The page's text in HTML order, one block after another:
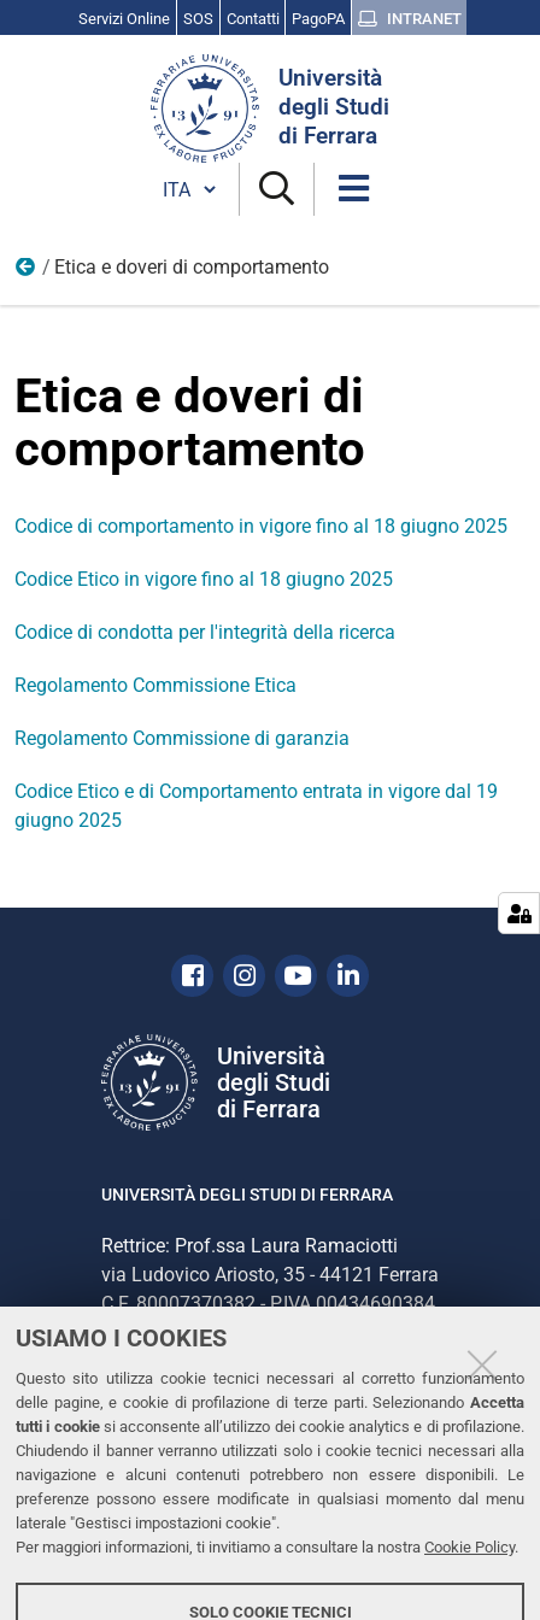
USIAMO I COOKIES
Questo sito utilizza cookie tecnici necessari al corretto funzionamento
delle pagine, e cookie di profilazione di terze parti. Selezionando Accetta
tutti i cookiesi acconsente all’utilizzo dei cookie analytics e di profilazione.
Chiudendo il banner verranno utilizzati solo i cookie tecnici necessari alla
navigazione e alcuni contenuti potrebbero non essere disponibili. Le
preferenze possono essere modificate in qualsiasi momento dal menu
laterale "Gestisci impostazioni cookie".
Per maggiori informazioni, ti invitiamo a consultare la nostra Cookie Policy.
SOLO COOKIE TECNICI
Servizi Online SOS Contatti PagoPA INTRANET
Università
degli Studi
di Ferrara
Cambia lingua
Regolamenti e linee guida
Etica e doveri di comportamento
Etica e doveri di
comportamento
Codice di comportamento in vigore fino al 18 giugno 2025
Codice Etico in vigore fino al 18 giugno 2025
Codice di condotta per l'integrità della ricerca
Regolamento Commissione Etica
Regolamento Commissione di garanzia
Codice Etico e di Comportamento entrata in vigore dal 19
giugno 2025
Facebook
Instagram
YoutubeLinkedin
Università
degli Studi
di Ferrara
UNIVERSITÀ DEGLI STUDI DI FERRARA
Rettrice: Prof.ssa Laura Ramaciotti
via Ludovico Ariosto, 35 - 44121 Ferrara
C.F. 80007370382 - P.IVA 00434690384
CONTATTI
Tel. +39 0532 293111
Fax. +39 0532 293031
PEC
LINKS
Accessibilità